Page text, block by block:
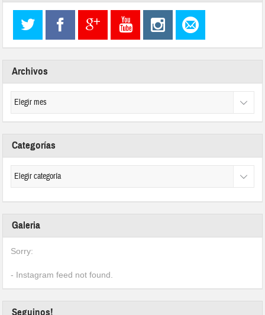
Archivos
Categorías
Galeria
Sorry:
- Instagram feed not found.
Seguinos!